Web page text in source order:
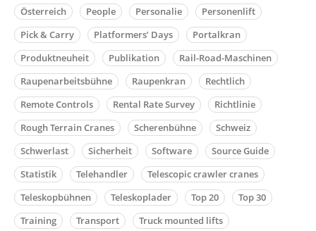
Österreich People Personalie
Personenlift
Pick & Carry
Platformers’ Days
Portalkran
Produktneuheit
Publikation
Rail-Road-Maschinen
Raupenarbeitsbühne
Raupenkran
Rechtlich
Remote Controls
Rental Rate Survey
Richtlinie
Rough Terrain Cranes
Scherenbühne
Schweiz
Schwerlast
Sicherheit Software
Source Guide
Statistik
Telehandler
Telescopic crawler cranes
Teleskopbühnen
Teleskoplader Top 20
Top 30
Training
Transport
Truck mounted lifts